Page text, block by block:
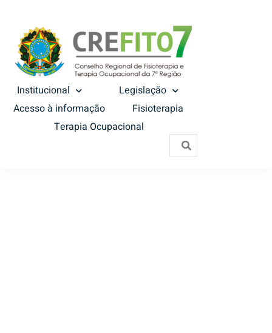
Institucional
Legislação
Acesso à informação
Fisioterapia
Terapia Ocupacional